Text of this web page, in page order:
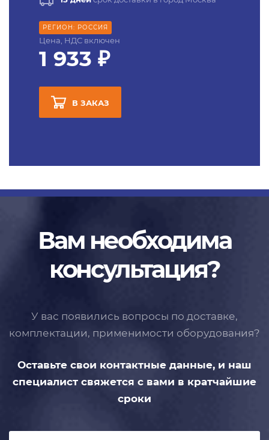
РЕГИОН: РОССИЯ
Цена, НДС включен
1 933 ₽
В ЗАКАЗ
Вам необходима
консультация?
У вас появились вопросы по доставке,
комплектации, применимости оборудования?
Оставьте свои контактные данные, и наш
специалист свяжется с вами в кратчайшие
сроки